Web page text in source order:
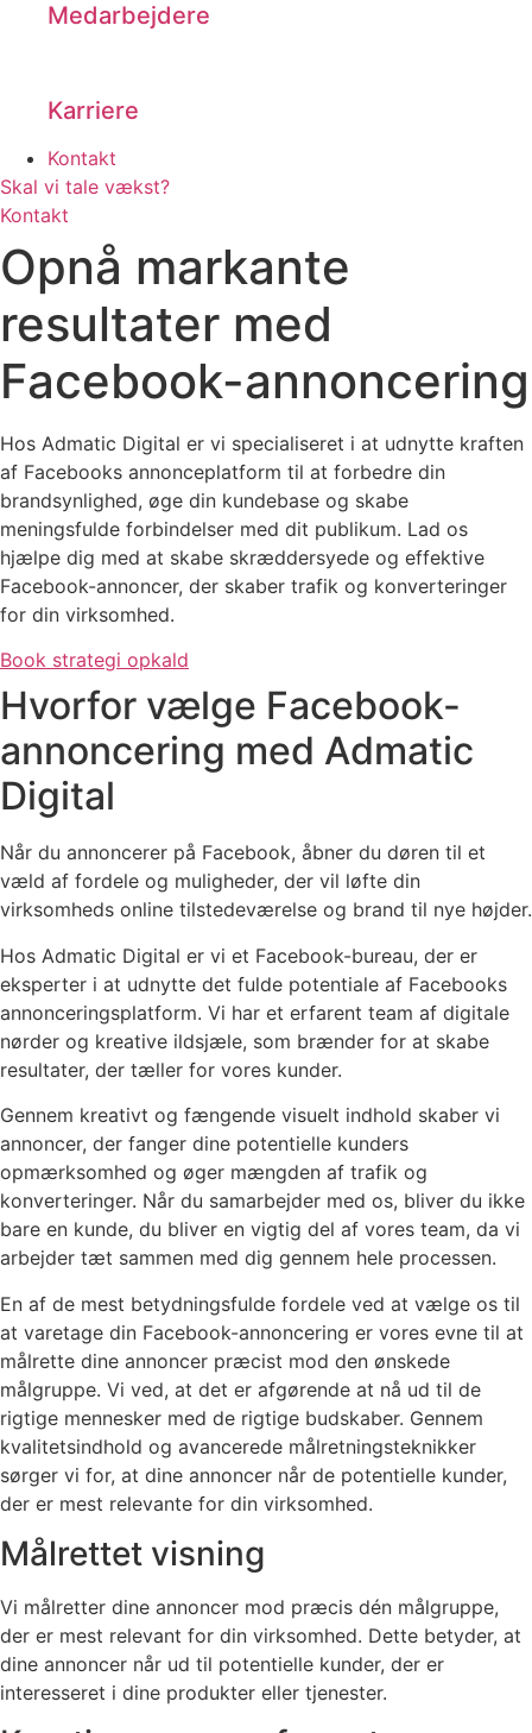
Medarbejdere
Karriere
Kontakt
Skal vi tale vækst?
Kontakt
Opnå markante
resultater med
Facebook-annoncering
Hos Admatic Digital er vi specialiseret i at udnytte kraften
af Facebooks annonceplatform til at forbedre din
brandsynlighed, øge din kundebase og skabe
meningsfulde forbindelser med dit publikum. Lad os
hjælpe dig med at skabe skræddersyede og effektive
Facebook-annoncer, der skaber trafik og konverteringer
for din virksomhed.
Book strategi opkald
Hvorfor vælge Facebook-
annoncering med Admatic
Digital
Når du annoncerer på Facebook, åbner du døren til et
væld af fordele og muligheder, der vil løfte din
virksomheds online tilstedeværelse og brand til nye højder.
Hos Admatic Digital er vi et Facebook-bureau, der er
eksperter i at udnytte det fulde potentiale af Facebooks
annonceringsplatform. Vi har et erfarent team af digitale
nørder og kreative ildsjæle, som brænder for at skabe
resultater, der tæller for vores kunder.
Gennem kreativt og fængende visuelt indhold skaber vi
annoncer, der fanger dine potentielle kunders
opmærksomhed og øger mængden af trafik og
konverteringer. Når du samarbejder med os, bliver du ikke
bare en kunde, du bliver en vigtig del af vores team, da vi
arbejder tæt sammen med dig gennem hele processen.
En af de mest betydningsfulde fordele ved at vælge os til
at varetage din Facebook-annoncering er vores evne til at
målrette dine annoncer præcist mod den ønskede
målgruppe. Vi ved, at det er afgørende at nå ud til de
rigtige mennesker med de rigtige budskaber. Gennem
kvalitetsindhold og avancerede målretningsteknikker
sørger vi for, at dine annoncer når de potentielle kunder,
der er mest relevante for din virksomhed.
Målrettet visning
Vi målretter dine annoncer mod præcis dén målgruppe,
der er mest relevant for din virksomhed. Dette betyder, at
dine annoncer når ud til potentielle kunder, der er
interesseret i dine produkter eller tjenester.